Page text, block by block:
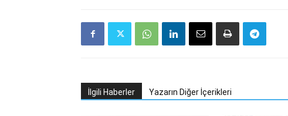
İlgili Haberler Yazarın Diğer İçerikleri